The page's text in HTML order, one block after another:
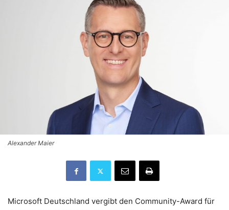
Alexander Maier
Microsoft Deutschland vergibt den Community-Award für